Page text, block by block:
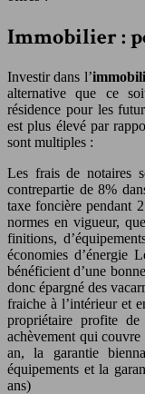
Immobilier :
Investir dans l’
alternative que ce
résidence pour les
est plus élevé par
sont multiples :
Les frais de notaires
contrepartie de 8%
taxe foncière pendant
normes en vigueur,
finitions,
économies d’énergie
bénéficient d’une
donc épargné des
fraiche à l’intérieur et
propriétaire profite
achèvement qui couvre
an, la garantie
équipements et la
ans)